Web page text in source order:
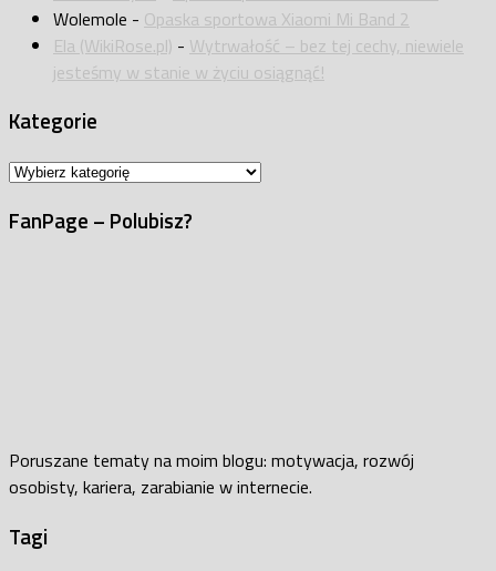
Wolemole - Opaska sportowa Xiaomi Mi Band 2
Ela (WikiRose.pl) - Wytrwałość – bez tej cechy, niewiele
jesteśmy w stanie w życiu osiągnąć!
Kategorie
Kategorie
FanPage – Polubisz?
Poruszane tematy na moim blogu: motywacja, rozwój
osobisty, kariera, zarabianie w internecie.
Tagi